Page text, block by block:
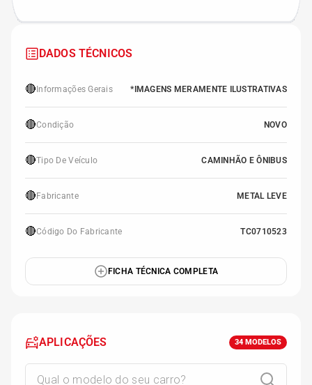
DADOS TÉCNICOS
🔴 Informações Gerais *IMAGENS MERAMENTE ILUSTRATIVAS
🔴Condição NOVO
🔴Tipo De Veículo CAMINHÃO E ÔNIBUS
🔴 Fabricante METAL LEVE
🔴Código Do Fabricante TC0710523
FICHA TÉCNICA COMPLETA
APLICAÇÕES 34 MODELOS